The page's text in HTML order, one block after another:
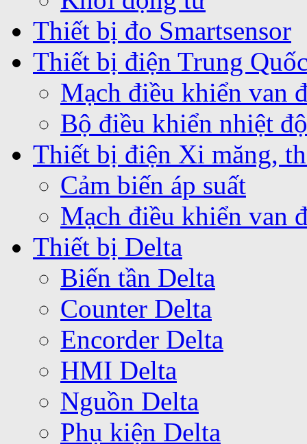
Thiết bị đo Smartsensor
Thiết bị điện Trung
Mạch điều khiển van
Bộ điều khiển nhiệt
Thiết bị điện Xi măng,
Cảm biến áp suất
Mạch điều khiển van
Thiết bị Delta
Biến tần Delta
Counter Delta
Encorder Delta
HMI Delta
Nguồn Delta
Phụ kiện Delta